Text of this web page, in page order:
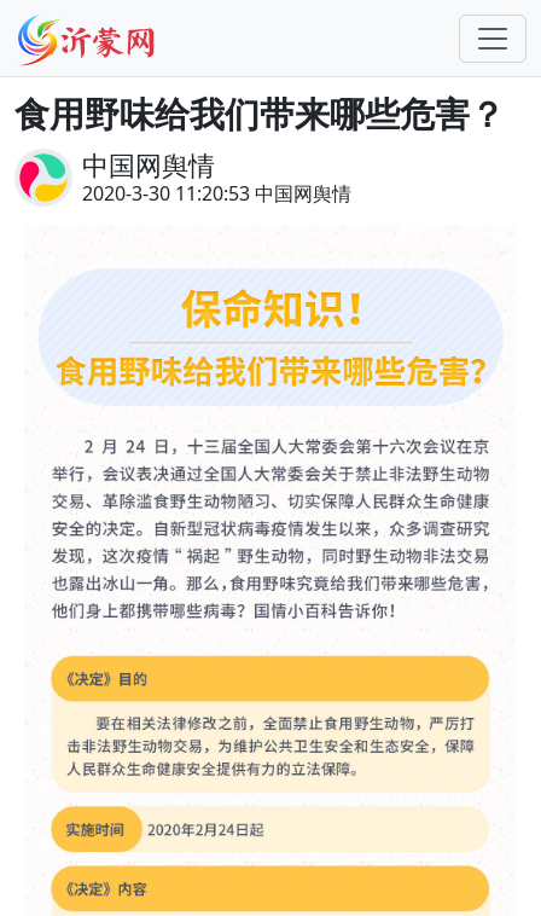
食用野味给我们带来哪些危害？
中国网舆情
2020-3-30 11:20:53 中国网舆情